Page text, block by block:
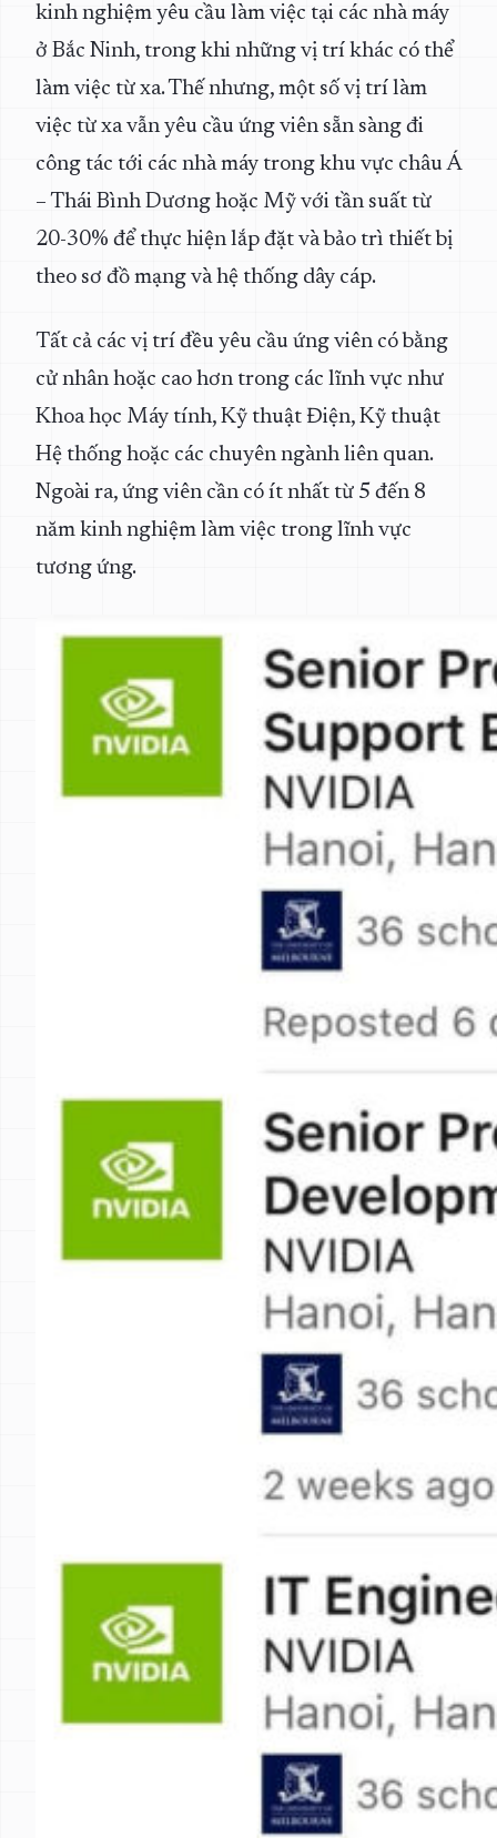
kinh nghiệm yêu cầu làm việc tại các nhà máy
ở Bắc Ninh, trong khi những vị trí khác có thể
làm việc từ xa. Thế nhưng, một số vị trí làm
việc từ xa vẫn yêu cầu ứng viên sẵn sàng đi
công tác tới các nhà máy trong khu vực châu Á
– Thái Bình Dương hoặc Mỹ với tần suất từ
20-30% để thực hiện lắp đặt và bảo trì thiết bị
theo sơ đồ mạng và hệ thống dây cáp.
Tất cả các vị trí đều yêu cầu ứng viên có bằng
cử nhân hoặc cao hơn trong các lĩnh vực như
Khoa học Máy tính, Kỹ thuật Điện, Kỹ thuật
Hệ thống hoặc các chuyên ngành liên quan.
Ngoài ra, ứng viên cần có ít nhất từ 5 đến 8
năm kinh nghiệm làm việc trong lĩnh vực
tương ứng.